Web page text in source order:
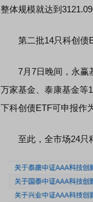
整体规模就达到
第二批14只科创债
7月7日晚间，永赢
万家基金、泰康基金等
下科创债ETF可申报作
至此，全市场24只科